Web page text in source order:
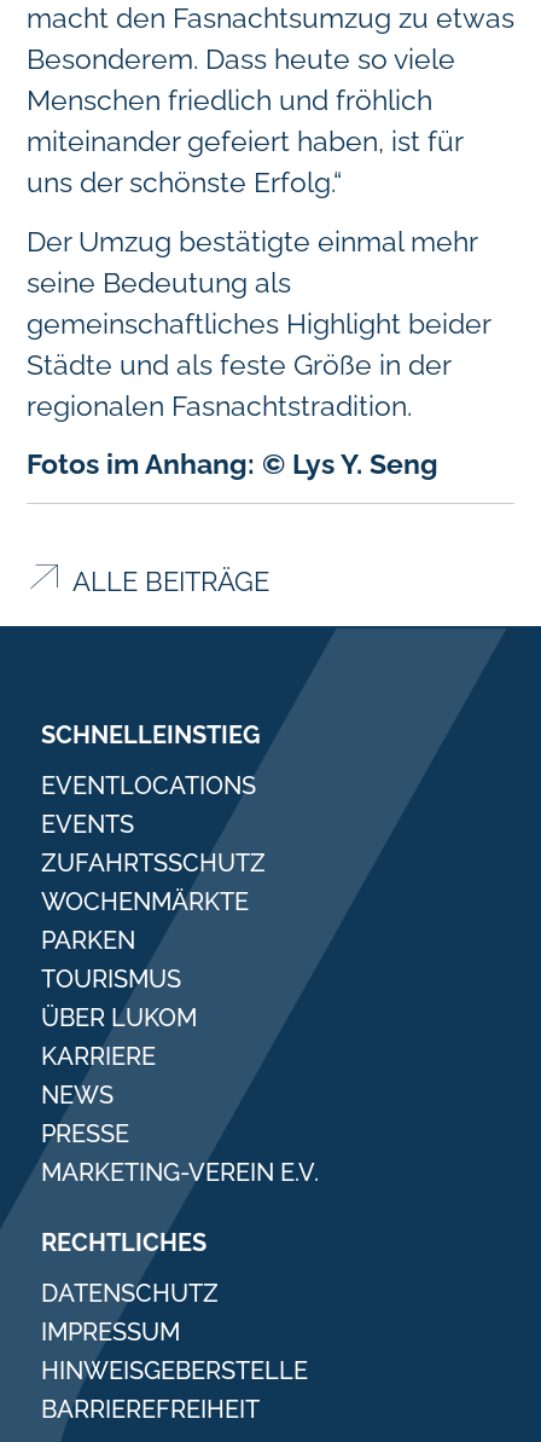
macht den Fasnachtsumzug zu etwas
Besonderem. Dass heute so viele
Menschen friedlich und fröhlich
miteinander gefeiert haben, ist für
uns der schönste Erfolg.“
Der Umzug bestätigte einmal mehr
seine Bedeutung als
gemeinschaftliches Highlight beider
Städte und als feste Größe in der
regionalen Fasnachtstradition.
Fotos im Anhang: © Lys Y. Seng
ALLE BEITRÄGE
SCHNELLEINSTIEG
EVENTLOCATIONS
EVENTS
ZUFAHRTSSCHUTZ
WOCHENMÄRKTE
PARKEN
TOURISMUS
ÜBER LUKOM
KARRIERE
NEWS
PRESSE
MARKETING-VEREIN E.V.
RECHTLICHES
DATENSCHUTZ
IMPRESSUM
HINWEISGEBERSTELLE
BARRIEREFREIHEIT